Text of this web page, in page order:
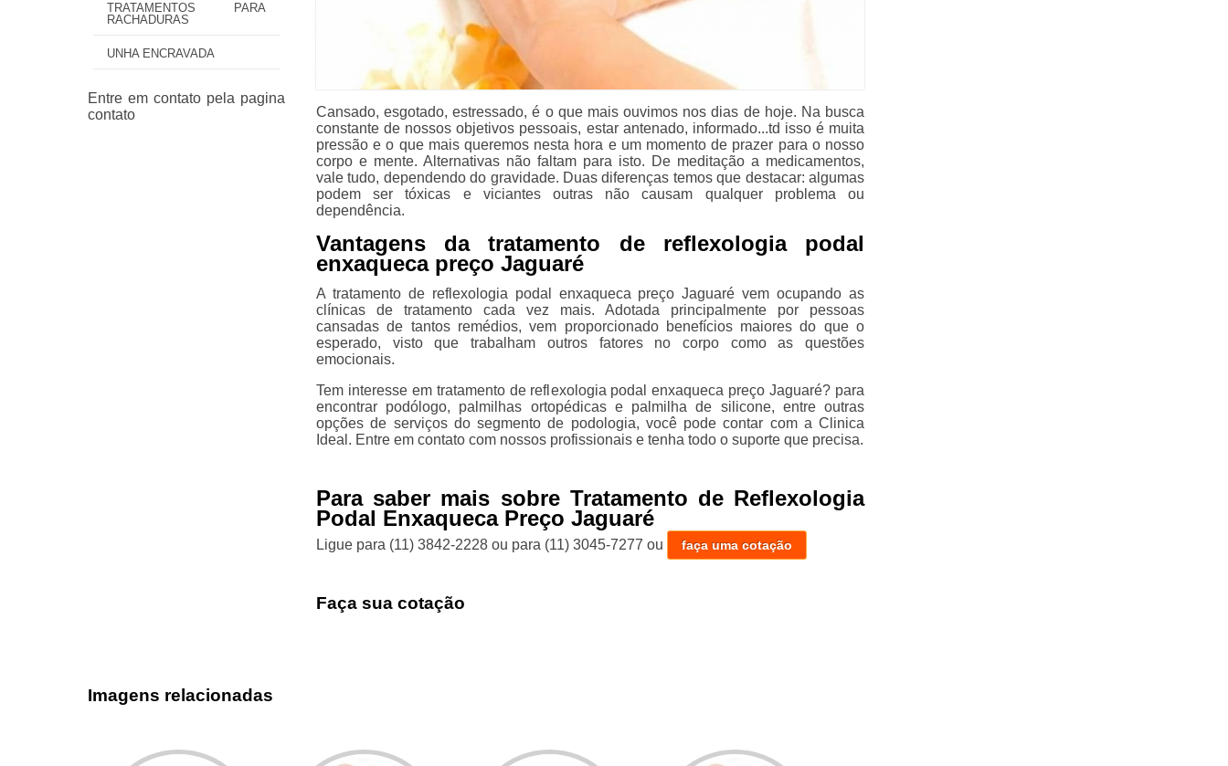
TRATAMENTOS PARA
RACHADURAS
UNHA ENCRAVADA
Cansado, esgotado, estressado, é o que mais ouvimos nos dias de hoje. Na busca
constante de nossos objetivos pessoais, estar antenado, informado...td isso é muita
pressão e o que mais queremos nesta hora e um momento de prazer para o nosso
corpo e mente. Alternativas não faltam para isto. De meditação a medicamentos,
vale tudo, dependendo do gravidade. Duas diferenças temos que destacar: algumas
podem ser tóxicas e viciantes outras não causam qualquer problema ou
dependência.
Vantagens da tratamento de reflexologia podal
enxaqueca preço Jaguaré
A tratamento de reflexologia podal enxaqueca preço Jaguaré vem ocupando as
clínicas de tratamento cada vez mais. Adotada principalmente por pessoas
cansadas de tantos remédios, vem proporcionado benefícios maiores do que o
esperado, visto que trabalham outros fatores no corpo como as questões
emocionais.
Tem interesse em tratamento de reflexologia podal enxaqueca preço Jaguaré? para
encontrar podólogo, palmilhas ortopédicas e palmilha de silicone, entre outras
opções de serviços do segmento de podologia, você pode contar com a Clinica
Ideal. Entre em contato com nossos profissionais e tenha todo o suporte que precisa.
Para saber mais sobre Tratamento de Reflexologia
Podal Enxaqueca Preço Jaguaré
Ligue para (11) 3842-2228 ou para (11) 3045-7277 ou faça uma cotação
Faça sua cotação
Imagens relacionadas